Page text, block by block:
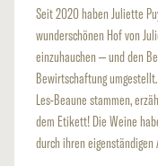
Seit 2020 haben Juliette
wunderschönen Hof von
einzuhauchen – und den
Bewirtschaftung
Les-Beaune stammen,
dem Etikett! Die Weine
durch ihren eigenständigen